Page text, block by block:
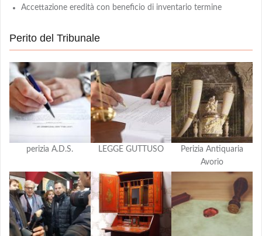
Accettazione eredità con beneficio di inventario termine
Perito del Tribunale
perizia A.D.S. LEGGE GUTTUSO
Perizia Antiquaria
Avorio